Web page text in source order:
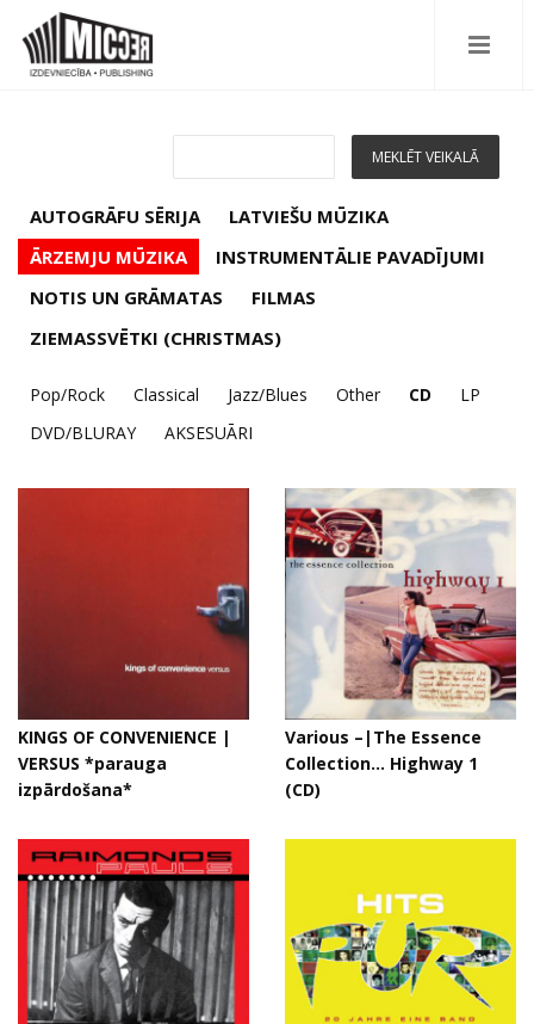
AUTOGRĀFU SĒRIJA
LATVIEŠU MŪZIKA
ĀRZEMJU MŪZIKA
INSTRUMENTĀLIE PAVADĪJUMI
NOTIS UN GRĀMATAS
FILMAS
ZIEMASSVĒTKI (CHRISTMAS)
Pop/Rock Classical Jazz/Blues Other CD
LP
DVD/BLURAY
AKSESUĀRI
KINGS OF CONVENIENCE |
VERSUS *parauga
izpārdošana*
Various –|The Essence
Collection... Highway 1
(CD)